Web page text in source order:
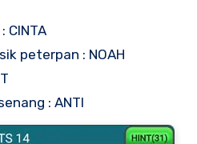
CINTA
peterpan : NOAH
: ANTI